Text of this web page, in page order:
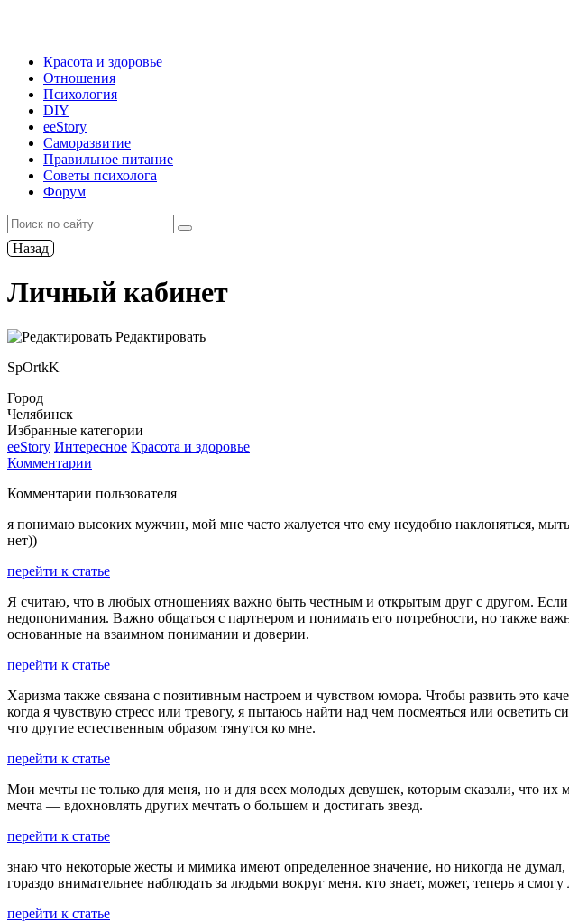
Красота и здоровье
Отношения
Психология
DIY
ееStory
Саморазвитие
Правильное питание
Советы психолога
Форум
Назад
Личный кабинет
Редактировать
SpOrtkK
Город
Челябинск
Избранные категории
ееStory Интересное Красота и здоровье
Комментарии
Комментарии пользователя
я понимаю высоких мужчин, мой мне часто жалуется что ему неудобно наклоняться,
нет))
перейти к статье
Я считаю, что в любых отношениях важно быть честным и открытым друг с другом.
недопонимания. Важно общаться с партнером и понимать его потребности, но также
основанные на взаимном понимании и доверии.
перейти к статье
Харизма также связана с позитивным настроем и чувством юмора. Чтобы развить это
когда я чувствую стресс или тревогу, я пытаюсь найти над чем посмеяться или
что другие естественным образом тянутся ко мне.
перейти к статье
Мои мечты не только для меня, но и для всех молодых девушек, которым сказали, что
мечта — вдохновлять других мечтать о большем и достигать звезд.
перейти к статье
знаю что некоторые жесты и мимика имеют определенное значение, но никогда не думал,
гораздо внимательнее наблюдать за людьми вокруг меня. кто знает, может, теперь я
перейти к статье